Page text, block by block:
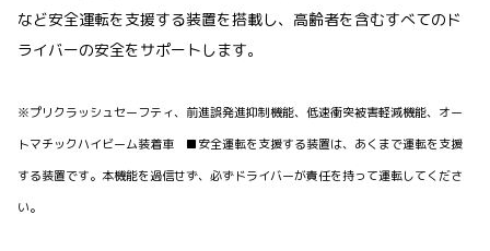
など安全運転を支援する装置を搭載し、高齢者を含むすべてのド
ライバーの安全をサポートします。
※プリクラッシュセーフティ、前進誤発進抑制機能、低速衝突被害軽減機能、オー
トマチックハイビーム装着車 ■安全運転を支援する装置は、あくまで運転を支援
する装置です。本機能を過信せず、必ずドライバーが責任を持って運転してくださ
い。